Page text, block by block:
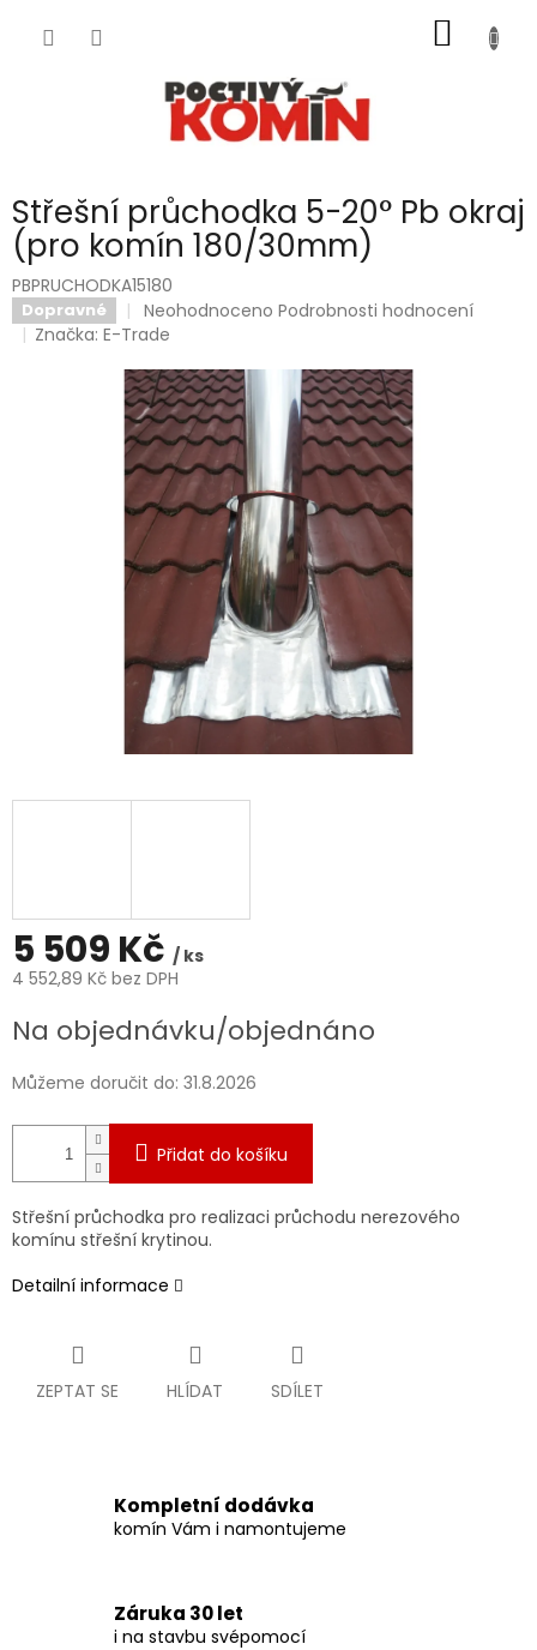
KOŠÍK
Střešní průchodka 5-20° Pb okraj
(pro komín 180/30mm)
PBPRUCHODKA15180
Dopravné
Průměrné
hodnocení
je
0,0
z
5
hvězdiček.
Neohodnoceno Podrobnosti hodnocení
Značka:E-Trade
5 509 Kč / ks
4 552,89 Kč bez DPH
cena:
Na objednávku/objednáno
Můžeme doručit do: 31.8.2026
Přidat do košíku
Střešní průchodka pro realizaci průchodu nerezového
komínu střešní krytinou.
Detailní informace
ZEPTAT SE HLÍDAT SDÍLET
Kompletní dodávka
komín Vám i namontujeme
Záruka 30 let
i na stavbu svépomocí